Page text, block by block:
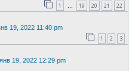
1 … 19 20 21 22
19, 2022 11:40 pm
1 2 3
19, 2022 12:29 pm